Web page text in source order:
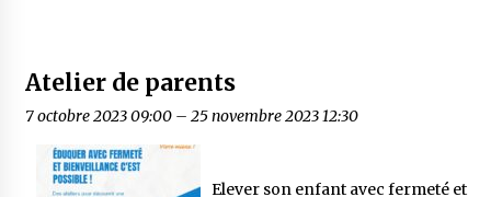
Atelier de parents
7 octobre 2023 09:00– 25 novembre 2023 12:30
Elever son enfant avec fermeté et